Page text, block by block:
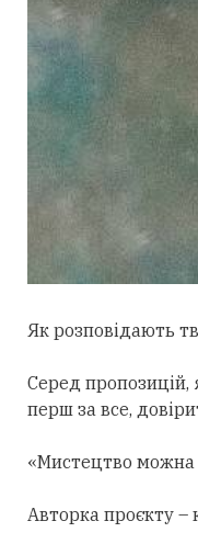
Як розповідають
Серед пропозицій,
перш за все,
«Мистецтво можна
Авторка проєкту –